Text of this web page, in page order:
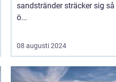
sandstränder sträcker sig
ö...
08 augusti 2024